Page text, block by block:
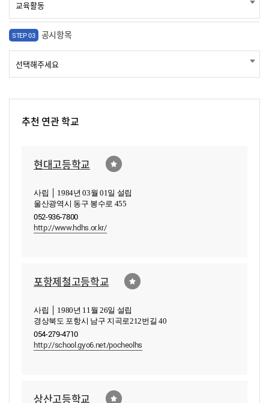
STEP 03 공시항목
추천 연관 학교
현대고등학교
사립 │ 1984년 03월 01일 설립
울산광역시 동구 봉수로 455
052-936-7800
http://www.hdhs.or.kr/
포항제철고등학교
사립 │ 1980년 11월 26일 설립
경상북도 포항시 남구 지곡로212번길 40
054-279-4710
http://school.gyo6.net/pocheolhs
상산고등학교